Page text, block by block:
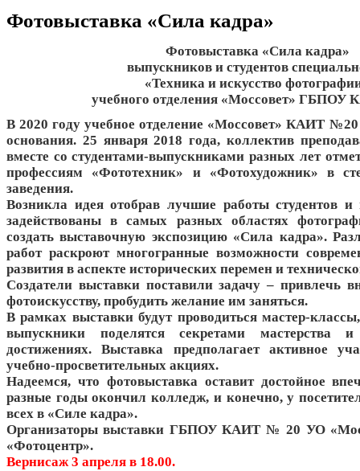
Фотовыставка «Сила кадра»
Фотовыставка «Сила кадра»
выпускников и студентов
«Техника и искусство
учебного отделения «Моссовет» ГБПОУ
В 2020 году учебное отделение «Моссовет» КАИТ №20
основания. 25 января 2018 года, коллектив
вместе со студентами-выпускниками разных лет
профессиям «Фототехник» и «Фотохудожник» в
заведения.
Возникла идея отобрав лучшие работы студентов и
задействованы в самых разных областях
создать выставочную экспозицию «Сила кадра».
работ раскроют многогранные возможности
развития в аспекте исторических перемен и
Создатели выставки поставили задачу – привлечь
фотоискусству, пробудить желание им заняться.
В рамках выставки будут проводиться мастер-
выпускники поделятся секретами мастерства
достижениях. Выставка предполагает активное
учебно-просветительных акциях.
Надеемся, что фотовыставка оставит достойное
разные годы окончил колледж, и конечно, у
всех в «Силе кадра».
Организаторы выставки ГБПОУ КАИТ № 20 УО
«Фотоцентр».
Вернисаж 3 апреля в 18.00.